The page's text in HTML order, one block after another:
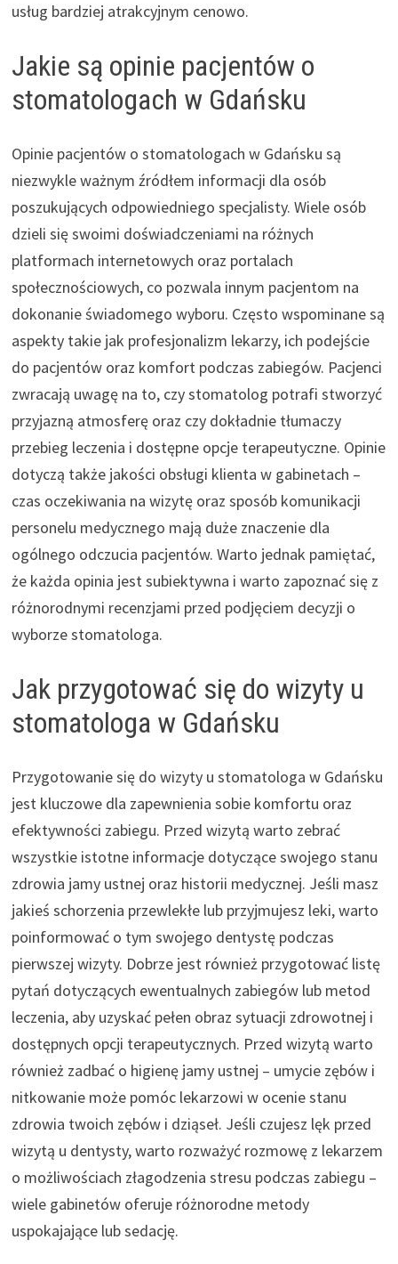
usług bardziej atrakcyjnym cenowo.
Jakie są opinie pacjentów o
stomatologach w Gdańsku
Opinie pacjentów o stomatologach w Gdańsku są
niezwykle ważnym źródłem informacji dla osób
poszukujących odpowiedniego specjalisty. Wiele osób
dzieli się swoimi doświadczeniami na różnych
platformach internetowych oraz portalach
społecznościowych, co pozwala innym pacjentom na
dokonanie świadomego wyboru. Często wspominane są
aspekty takie jak profesjonalizm lekarzy, ich podejście
do pacjentów oraz komfort podczas zabiegów. Pacjenci
zwracają uwagę na to, czy stomatolog potrafi stworzyć
przyjazną atmosferę oraz czy dokładnie tłumaczy
przebieg leczenia i dostępne opcje terapeutyczne. Opinie
dotyczą także jakości obsługi klienta w gabinetach –
czas oczekiwania na wizytę oraz sposób komunikacji
personelu medycznego mają duże znaczenie dla
ogólnego odczucia pacjentów. Warto jednak pamiętać,
że każda opinia jest subiektywna i warto zapoznać się z
różnorodnymi recenzjami przed podjęciem decyzji o
wyborze stomatologa.
Jak przygotować się do wizyty u
stomatologa w Gdańsku
Przygotowanie się do wizyty u stomatologa w Gdańsku
jest kluczowe dla zapewnienia sobie komfortu oraz
efektywności zabiegu. Przed wizytą warto zebrać
wszystkie istotne informacje dotyczące swojego stanu
zdrowia jamy ustnej oraz historii medycznej. Jeśli masz
jakieś schorzenia przewlekłe lub przyjmujesz leki, warto
poinformować o tym swojego dentystę podczas
pierwszej wizyty. Dobrze jest również przygotować listę
pytań dotyczących ewentualnych zabiegów lub metod
leczenia, aby uzyskać pełen obraz sytuacji zdrowotnej i
dostępnych opcji terapeutycznych. Przed wizytą warto
również zadbać o higienę jamy ustnej – umycie zębów i
nitkowanie może pomóc lekarzowi w ocenie stanu
zdrowia twoich zębów i dziąseł. Jeśli czujesz lęk przed
wizytą u dentysty, warto rozważyć rozmowę z lekarzem
o możliwościach złagodzenia stresu podczas zabiegu –
wiele gabinetów oferuje różnorodne metody
uspokajające lub sedację.